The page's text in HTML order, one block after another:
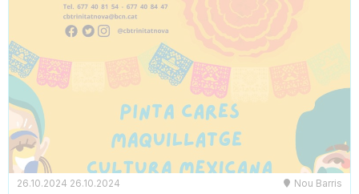
26.10.2024 26.10.2024 Nou Barris